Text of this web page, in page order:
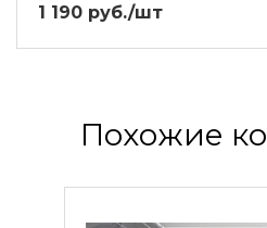
1 190 руб./шт
Похожие